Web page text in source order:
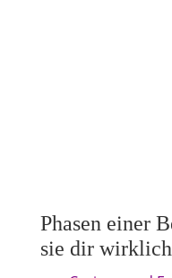
Phasen einer
sie dir